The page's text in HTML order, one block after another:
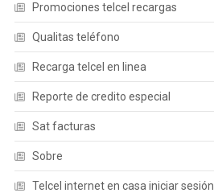
Promociones telcel recargas
Qualitas teléfono
Recarga telcel en linea
Reporte de credito especial
Sat facturas
Sobre
Telcel internet en casa iniciar sesión